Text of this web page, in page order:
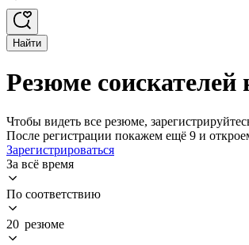
Найти
Резюме
Чтобы видеть все резюме,
После регистрации покажем ещё 9 и
Зарегистрироваться
За всё время
По соответствию
20 резюме